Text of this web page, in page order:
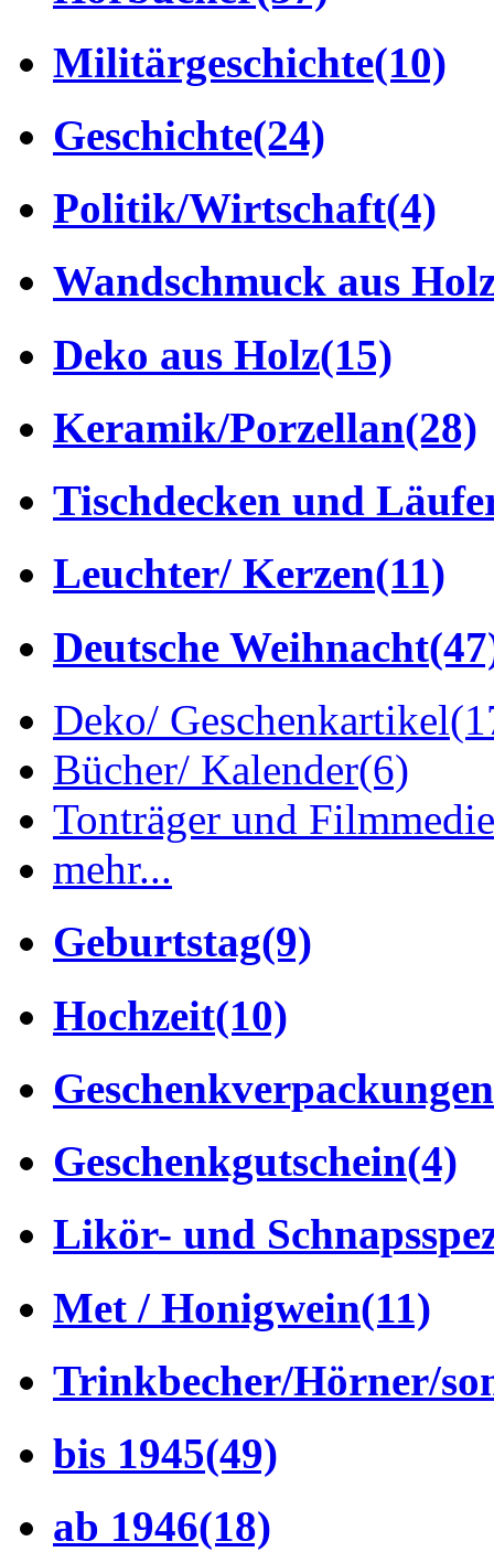
Militärgeschichte(10)
Geschichte(24)
Politik/Wirtschaft(4)
Wandschmuck aus
Deko aus Holz(15)
Keramik/Porzellan(28)
Tischdecken und
Leuchter/ Kerzen(11)
Deutsche Weihnacht
Deko/ Geschenkartikel
Bücher/ Kalender(6)
Tonträger und
mehr...
Geburtstag(9)
Hochzeit(10)
Geschenkverpackungen
Geschenkgutschein(4)
Likör- und
Met / Honigwein(11)
Trinkbecher/Hörner/
bis 1945(49)
ab 1946(18)